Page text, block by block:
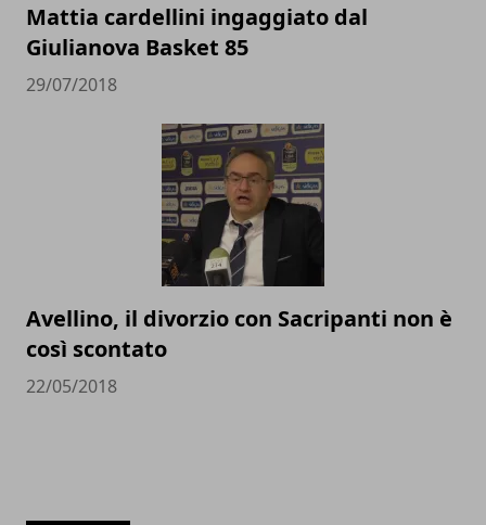
Mattia cardellini ingaggiato dal
Giulianova Basket 85
29/07/2018
Avellino, il divorzio con Sacripanti non è
così scontato
22/05/2018